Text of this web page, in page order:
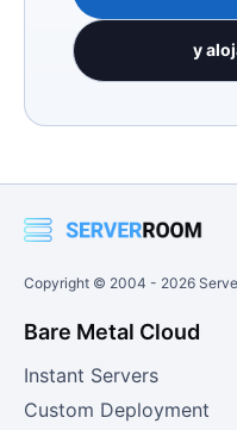
y
Copyright © 2004 - 2026
Bare Metal Cloud
Instant Servers
Custom Deployment